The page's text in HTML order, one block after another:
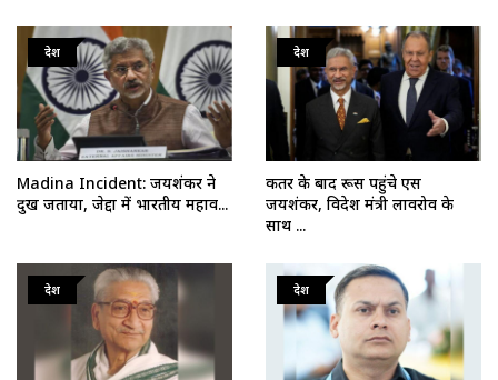
देश
Madina Incident: जयशंकर ने
दुख जताया, जेद्दा में भारतीय महाव...
देश
कतर के बाद रूस पहुंचे एस
जयशंकर, विदेश मंत्री लावरोव के
साथ ...
देश देश